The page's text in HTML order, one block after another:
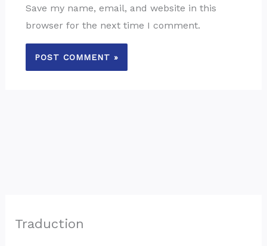
Save my name, email, and website in this
browser for the next time I comment.
Traduction